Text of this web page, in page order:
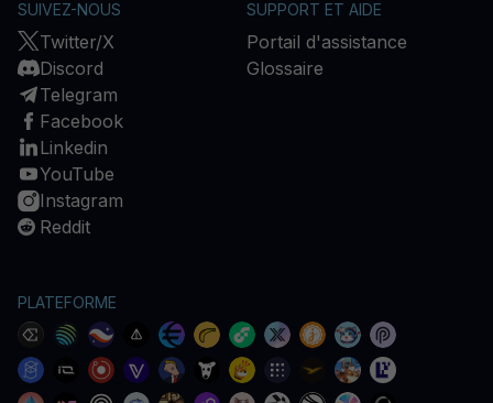
SUIVEZ-NOUS
Twitter/X
Discord
Telegram
Facebook
Linkedin
YouTube
Instagram
Reddit
SUPPORT ET AIDE
Portail d'assistance
Glossaire
PLATEFORME